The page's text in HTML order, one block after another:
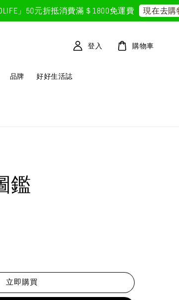
」50元折抵消費滿＄1800免運費 現在去購物！
品牌 好好生活誌
登入 購物車
鑑
立即購買